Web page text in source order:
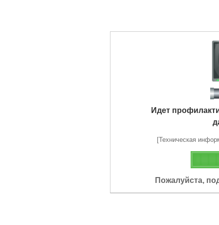
Идет
[Техническая
Пожалуйста,